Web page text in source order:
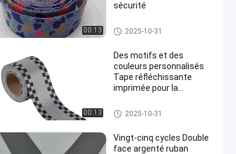
00:13
sécurité
Reflective Tape
2025-10-31
00:13
Des motifs et des
couleurs personnalisés
Tape réfléchissante
imprimée pour la
vêtements
Reflective Tape
2025-10-31
Vingt-cinq cycles Double
face argenté ruban